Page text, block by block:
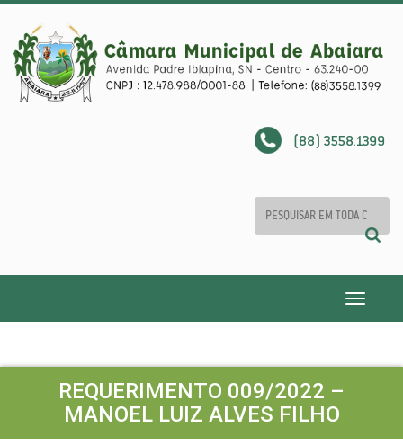
(88) 3558.1399
Toggle
REQUERIMENTO 009/2022 –
MANOEL LUIZ ALVES FILHO